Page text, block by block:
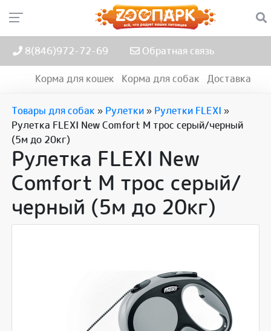
8(846)972-72-69 Обратная связь
Корма для кошек Корма для собак Доставка
Товары для собак » Рулетки» Рулетки FLEXI »
Рулетка FLEXI New Comfort M трос серый/черный
(5м до 20кг)
Рулетка FLEXI New
Comfort M трос серый/
черный (5м до 20кг)